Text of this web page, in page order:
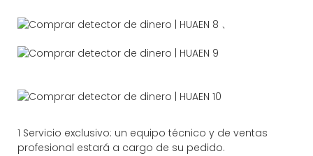
、
1 Servicio exclusivo: un equipo técnico y de ventas
profesional estará a cargo de su pedido.